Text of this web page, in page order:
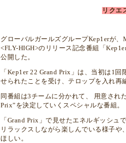
リクエ
グローバルガールズグループKep1erが
<FLY-HIGH>のリリース記念番組「
公開した。
「Kep1er 22 Grand Prix」は、当初は1
せられたことを受け、テロップを入れ再
同番組は3チームに分かれて、 用意され
Prix”を決定していくスペシャルな番組。
「Grand Prix」で見せたエネルギッシ
リラックスしながら楽しんでいる様子や、
ほしい。